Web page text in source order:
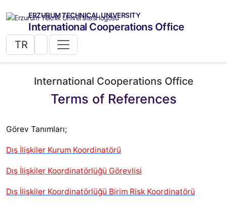
ERZURUM TECHNICAL UNIVERSITY
International Cooperations Office
TR
International Cooperations Office
Terms of References
Görev Tanımları;
Dış İlişkiler Kurum Koordinatörü
Dış İlişkiler Koordinatörlüğü Görevlisi
Dış İlişkiler Koordinatörlüğü Birim Risk Koordinatörü